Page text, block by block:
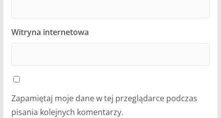
Witryna internetowa
Zapamiętaj moje dane w tej przeglądarce podczas
pisania kolejnych komentarzy.